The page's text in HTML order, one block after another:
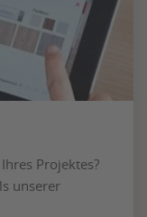
Projektes?
unserer